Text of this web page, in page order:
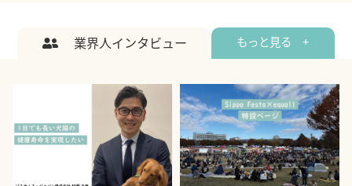
業界人インタビュー もっと見る +